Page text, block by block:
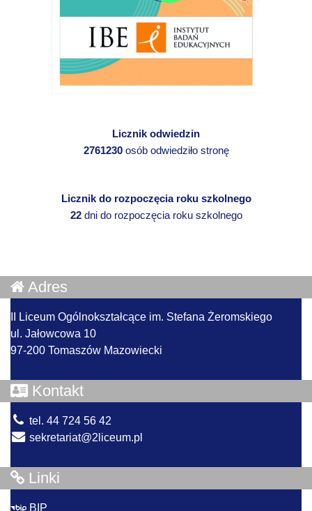
Licznik odwiedzin
2761230osób odwiedziło stronę
Licznik do rozpoczęcia roku szkolnego
22dni do rozpoczęcia roku szkolnego
Adres
II Liceum Ogólnokształcące im. Stefana Żeromskiego
ul. Jałowcowa 10
97-200 Tomaszów Mazowiecki
Kontakt
tel. 44 724 56 42
sekretariat@2liceum.pl
Linki
BIP